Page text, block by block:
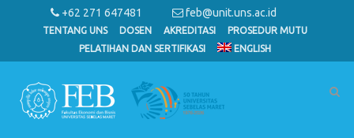
+62 271 647481 feb@unit.uns.ac.id
TENTANG UNS DOSEN AKREDITASI
PROSEDUR MUTU
PELATIHAN DAN SERTIFIKASI
ENGLISH